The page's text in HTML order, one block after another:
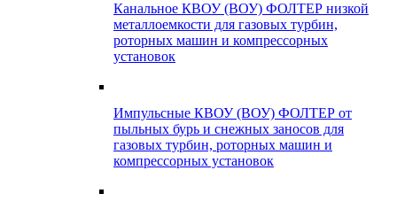
Канальное КВОУ (ВОУ) ФОЛТЕР низкой
металлоемкости для газовых турбин,
роторных машин и компрессорных
установок
Импульсные КВОУ (ВОУ) ФОЛТЕР от
пыльных бурь и снежных заносов для
газовых турбин, роторных машин и
компрессорных установок